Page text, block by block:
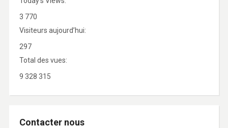
3 770
Visiteurs aujourd’hui:
297
Total des vues:
9 328 315
Contacter nous